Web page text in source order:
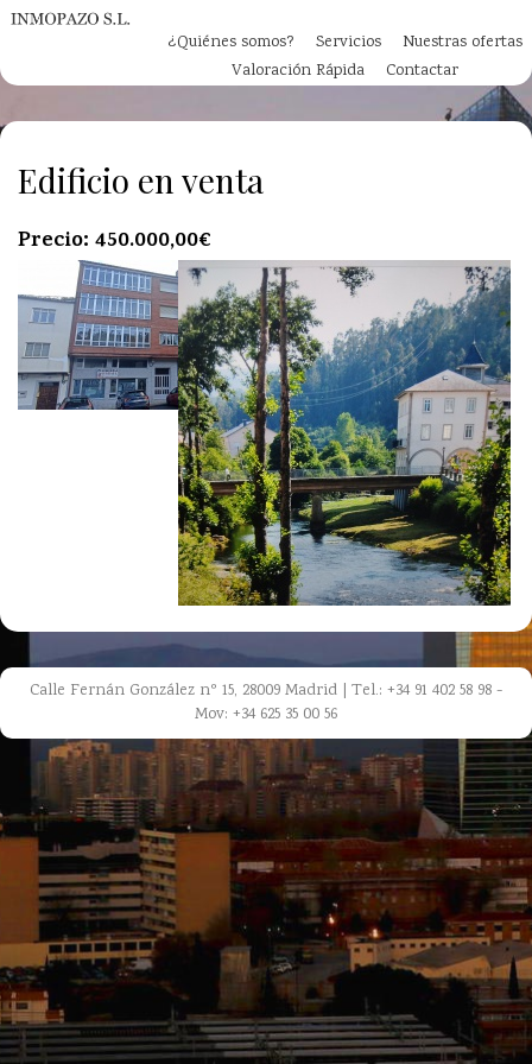
Pasar al contenido principal
¿Quiénes somos?
Servicios
Nuestras ofertas
Valoración Rápida
Contactar
Edificio en venta
Precio: 450.000,00€
Compartir por email
Calle Fernán González nº 15, 28009 Madrid | Tel.: +34 91 402 58 98 -
Mov: +34 625 35 00 56